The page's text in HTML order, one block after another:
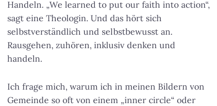
Handeln. „We learned to put our faith into action“,
sagt eine Theologin. Und das hört sich
selbstverständlich und selbstbewusst an.
Rausgehen, zuhören, inklusiv denken und
handeln.
Ich frage mich, warum ich in meinen Bildern von
Gemeinde so oft von einem „inner circle“ oder